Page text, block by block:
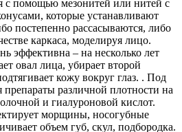
с помощью мезонитей или нитей с
которые устанавливают
постепенно рассасываются, либо
каркаса, моделируя лицо.
эффективна – на несколько лет
овал лица, убирает второй
кожу вокруг глаз. . Под
препараты различной плотности на
и гиалуроновой кислот.
морщины, носогубные
объем губ, скул, подбородка.